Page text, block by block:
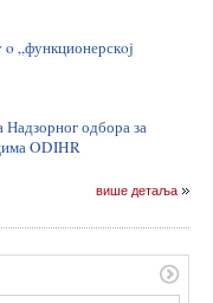
o „функционерскoj
Надзорног одбора за
ODIHR
више детаља